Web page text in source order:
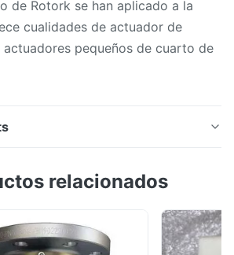
de Rotork se han aplicado a la
cualidades de actuador de
pequeños de cuarto de
de vuelta tienen un diseño de
doble acción y de retorno por
compacto y eficiente produce pares
relacionados